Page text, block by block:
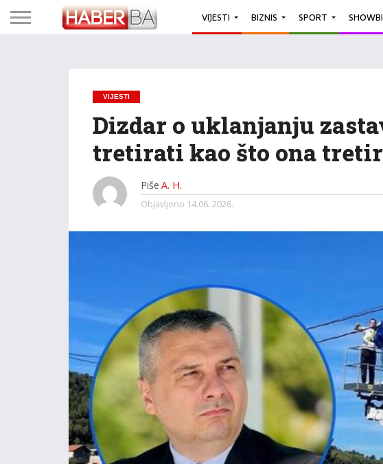
VIJESTI BIZNIS SPORT
VIJESTI
Dizdar o uklanjanju
tretirati kao što ona
Piše A. H.
Objavljeno 14.06. 2026.